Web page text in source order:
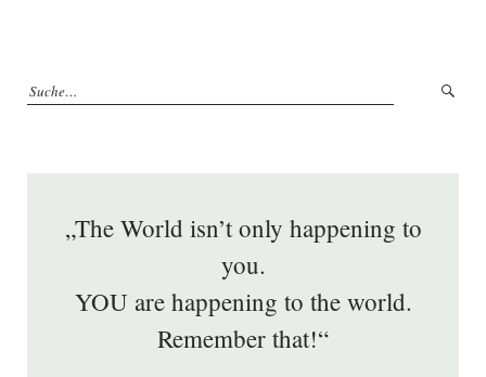
„The World isn’t only happening to
you.
YOU are happening to the world.
Remember that!“